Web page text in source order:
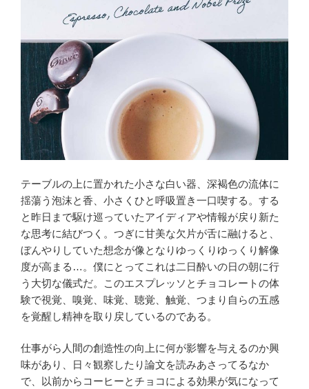
テーブルの上に置かれた小さな白い器、深褐色の流体に
揺蕩う泡沫と香、小さくひと呼吸置き一口喫する。する
と昨日まで駆け巡っていたアイディアや情報が戻り新た
な思考に結びつく。つぎに甘美な欠片が舌に融けると、
ぼんやりしていた想念が像となりゆっくりゆっくり解像
度が高まる…。僕にとってこれは二日酔いの日の朝に行
う大切な儀式だ。このエスプレッソとチョコレートの体
験で視覚、嗅覚、味覚、聴覚、触覚、つまり自らの五感
を覚醒し精神を取り戻しているのである。
仕事がら人間の創造性の向上に何が影響を与えるのか興
味があり、日々観察したり論文を読みあさってるなか
で、以前からコーヒーとチョコによる効果が気になって